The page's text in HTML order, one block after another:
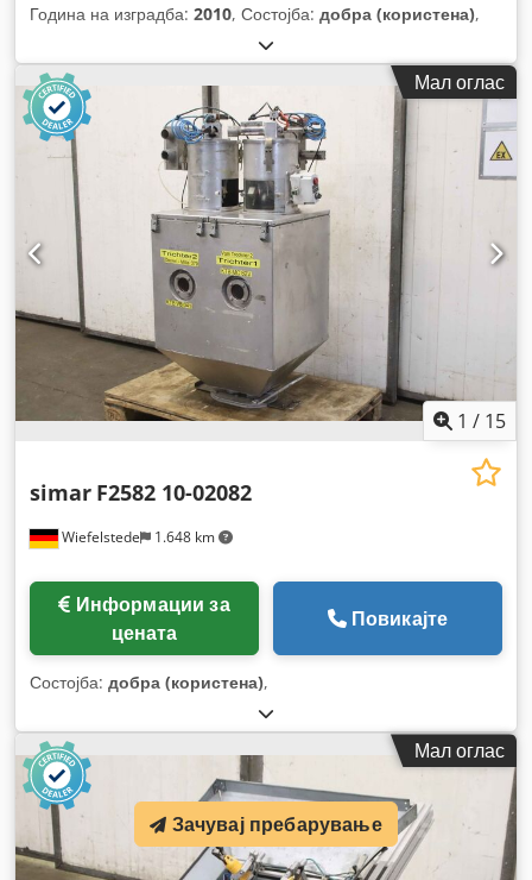
Година на изградба: 2010, Состојба: добра (користена),
Мал оглас
1 / 15
Wiefelstede 1.648 km
simar F2582 10-02082
цената
Повикајте
Состојба: добра (користена),
Мал оглас
Зачувај пребарување